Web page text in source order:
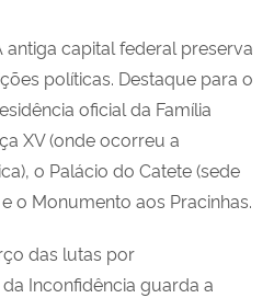
antiga capital federal preserva
políticas. Destaque para o
oficial da Família
XV (onde ocorreu a
o Palácio do Catete (sede
o Monumento aos Pracinhas.
das lutas por
Inconfidência guarda a